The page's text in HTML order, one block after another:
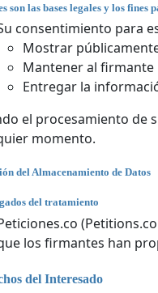
son las bases legales y los
consentimiento para
Mostrar
Mantener al firmante
Entregar la
el procesamiento de
momento.
del Almacenamiento de Datos
del tratamiento
los firmantes han
del Interesado